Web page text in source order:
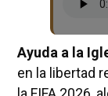
Ayuda a la
en la libertad